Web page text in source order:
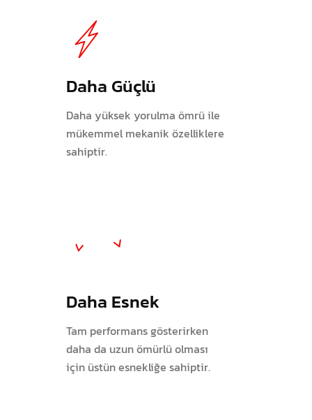
Daha Güçlü
Daha yüksek yorulma ömrü ile
mükemmel mekanik özelliklere
sahiptir.
Daha Esnek
Tam performans gösterirken
daha da uzun ömürlü olması
için üstün esnekliğe sahiptir.